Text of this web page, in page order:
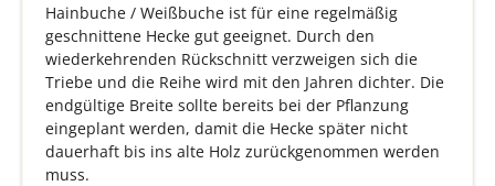
Hainbuche / Weißbuche ist für eine regelmäßig
geschnittene Hecke gut geeignet. Durch den
wiederkehrenden Rückschnitt verzweigen sich die
Triebe und die Reihe wird mit den Jahren dichter. Die
endgültige Breite sollte bereits bei der Pflanzung
eingeplant werden, damit die Hecke später nicht
dauerhaft bis ins alte Holz zurückgenommen werden
muss.